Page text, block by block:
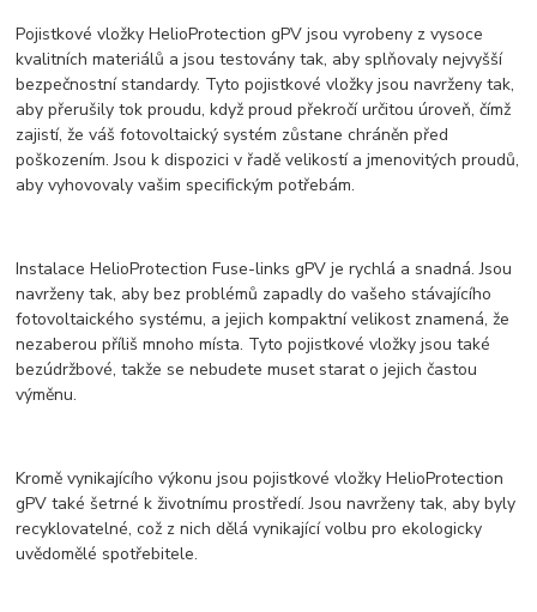
Pojistkové vložky HelioProtection gPV jsou vyrobeny z vysoce
kvalitních materiálů a jsou testovány tak, aby splňovaly nejvyšší
bezpečnostní standardy. Tyto pojistkové vložky jsou navrženy tak,
aby přerušily tok proudu, když proud překročí určitou úroveň, čímž
zajistí, že váš fotovoltaický systém zůstane chráněn před
poškozením. Jsou k dispozici v řadě velikostí a jmenovitých proudů,
aby vyhovovaly vašim specifickým potřebám.
Instalace HelioProtection Fuse-links gPV je rychlá a snadná. Jsou
navrženy tak, aby bez problémů zapadly do vašeho stávajícího
fotovoltaického systému, a jejich kompaktní velikost znamená, že
nezaberou příliš mnoho místa. Tyto pojistkové vložky jsou také
bezúdržbové, takže se nebudete muset starat o jejich častou
výměnu.
Kromě vynikajícího výkonu jsou pojistkové vložky HelioProtection
gPV také šetrné k životnímu prostředí. Jsou navrženy tak, aby byly
recyklovatelné, což z nich dělá vynikající volbu pro ekologicky
uvědomělé spotřebitele.